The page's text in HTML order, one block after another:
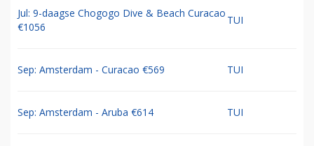
Jul: 9-daagse Chogogo Dive & Beach Curacao
€1056
TUI
Sep: Amsterdam - Curacao €569 TUI
Sep: Amsterdam - Aruba €614 TUI